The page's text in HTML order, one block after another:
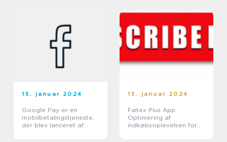
15. januar 2024
Google Pay er en
mobilbetalingstjeneste,
der blev lanceret af
15. januar 2024
Føtex Plus App:
Optimering af
indkøbsoplevelsen for